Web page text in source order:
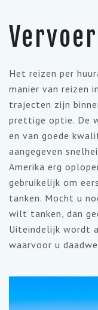
Vervoer
Het reizen per
manier van reizen
trajecten zijn
prettige optie. De
en van goede
aangegeven
Amerika erg
gebruikelijk om
tanken. Mocht u
wilt tanken, dan
Uiteindelijk wordt
waarvoor u